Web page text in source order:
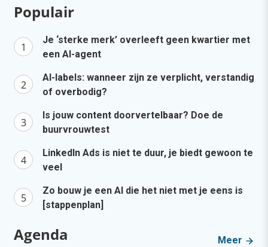
Populair
Je ‘sterke merk’ overleeft geen kwartier met
een AI-agent
AI-labels: wanneer zijn ze verplicht, verstandig
of overbodig?
Is jouw content doorvertelbaar? Doe de
buurvrouwtest
LinkedIn Ads is niet te duur, je biedt gewoon te
veel
Zo bouw je een AI die het niet met je eens is
[stappenplan]
Agenda Meer